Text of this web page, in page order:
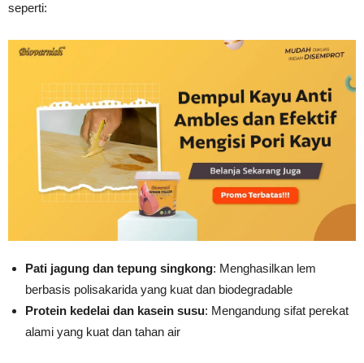
seperti:
Pati jagung dan tepung singkong: Menghasilkan lem
berbasis polisakarida yang kuat dan biodegradable
Protein kedelai dan kasein susu: Mengandung sifat perekat
alami yang kuat dan tahan air